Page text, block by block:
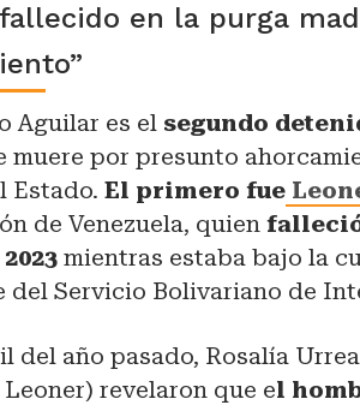
en la purga
Aguilar es el segundo
muere por presunto
Estado.El primero fue
de Venezuela, quien
mientras estaba bajo la
del Servicio Bolivariano de
del año pasado, Rosalía
revelaron que el